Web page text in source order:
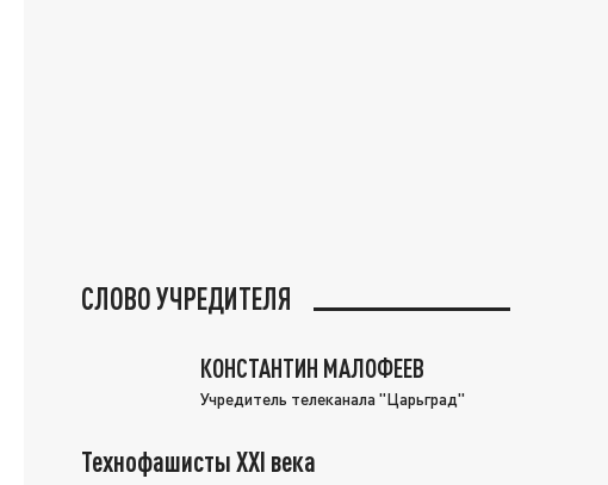
СЛОВО УЧРЕДИТЕЛЯ
КОНСТАНТИН МАЛОФЕЕВ
Учредитель телеканала "Царьград"
Технофашисты XXI века